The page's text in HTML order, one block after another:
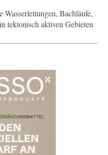
Wasserleitungen, Bachläufe,
tektonisch aktiven Gebieten